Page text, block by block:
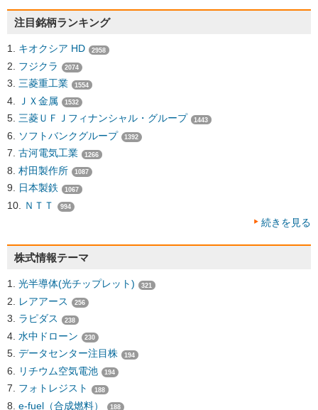
注目銘柄ランキング
キオクシア HD 2958
フジクラ 2074
三菱重工業 1554
ＪＸ金属 1532
三菱ＵＦＪフィナンシャル・グループ 1443
ソフトバンクグループ 1392
古河電気工業 1266
村田製作所 1087
日本製鉄 1067
ＮＴＴ 994
続きを見る
株式情報テーマ
光半導体(光チップレット) 321
レアアース 256
ラピダス 238
水中ドローン 230
データセンター注目株 194
リチウム空気電池 194
フォトレジスト 188
e-fuel（合成燃料） 188